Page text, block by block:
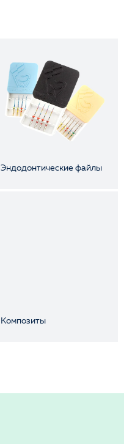
Эндодонтические файлы
Композиты